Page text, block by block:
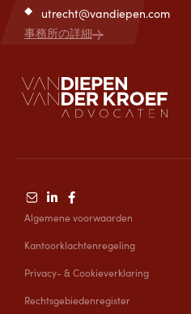
utrecht@vandiepen.com
事務所の詳細
Algemene voorwaarden
Kantoorklachtenregeling
Privacy- & Cookieverklaring
Rechtsgebiedenregister